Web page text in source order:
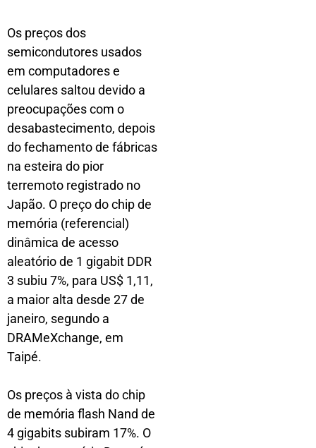
Os preços dos
semicondutores usados
em computadores e
celulares saltou devido a
preocupações com o
desabastecimento, depois
do fechamento de fábricas
na esteira do pior
terremoto registrado no
Japão. O preço do chip de
memória (referencial)
dinâmica de acesso
aleatório de 1 gigabit DDR
3 subiu 7%, para US$ 1,11,
a maior alta desde 27 de
janeiro, segundo a
DRAMeXchange, em
Taipé.
Os preços à vista do chip
de memória flash Nand de
4 gigabits subiram 17%. O